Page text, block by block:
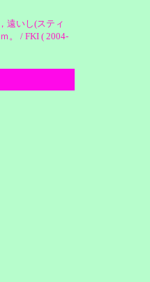
遠いし(スティ
。 / FKI ( 2004-